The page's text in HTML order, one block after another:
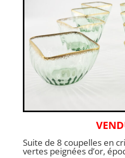
Suite de 8 coupelles en
vertes peignées d’or,